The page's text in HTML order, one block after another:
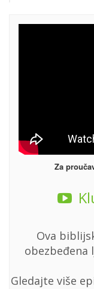
Za
Ova
obezbeđena
Gledajte više